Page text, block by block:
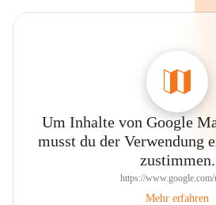
Um Inhalte von Google
musst du der Verwendung
zustimmen.
https://www.google.com/
Mehr erfahren